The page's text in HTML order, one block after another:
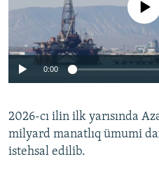
Auto 240p
No media source
0:00
2026-cı ilin ilk yarısında
milyard manatlıq ümumi
istehsal edilib.